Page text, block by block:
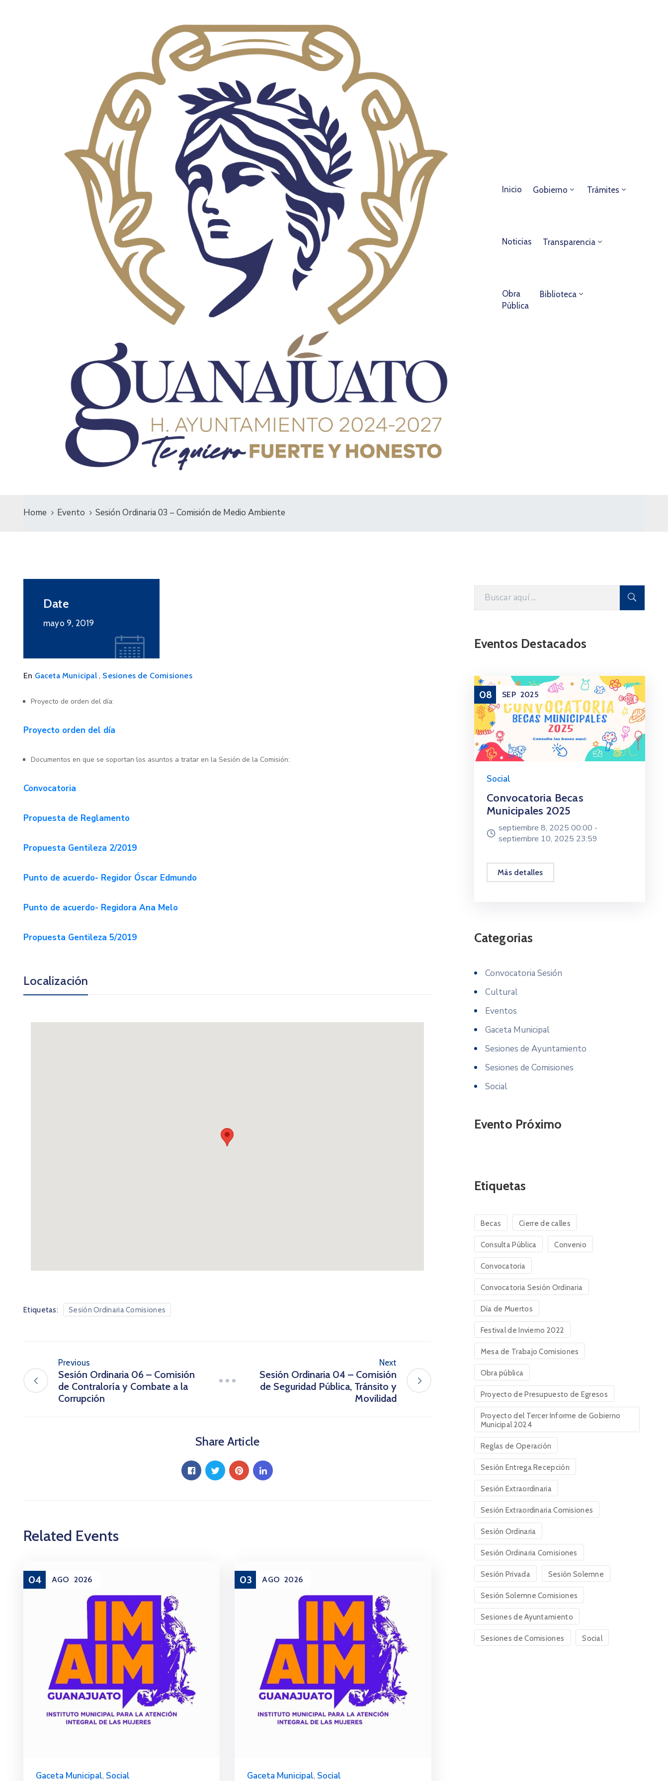
Inicio Gobierno Trámites
Noticias Transparencia
Obra
Pública
Biblioteca
Home Evento Sesión Ordinaria 03 – Comisión de Medio Ambiente
Date
mayo 9, 2019
En Gaceta Municipal , Sesiones de Comisiones
Proyecto de orden del día:
Proyecto orden del día
Documentos en que se soportan los asuntos a tratar en la Sesión de la Comisión:
Convocatoria
Propuesta de Reglamento
Propuesta Gentileza 2/2019
Punto de acuerdo- Regidor Óscar Edmundo
Punto de acuerdo- Regidora Ana Melo
Propuesta Gentileza 5/2019
Localización
Etiquetas: Sesión Ordinaria Comisiones
Previous
Sesión Ordinaria 06 – Comisión
de Contraloría y Combate a la
Corrupción
Next
Sesión Ordinaria 04 – Comisión
de Seguridad Pública, Tránsito y
Movilidad
Share Article
Related Events
04 AGO 2026
Gaceta Municipal, Social
03 AGO 2026
Gaceta Municipal, Social
Eventos Destacados
Más detalles
08 SEP 2025
Social
Convocatoria Becas
Municipales 2025
septiembre 8, 2025 00:00 -
septiembre 10, 2025 23:59
Más detalles
Categorias
Convocatoria Sesión
Cultural
Eventos
Gaceta Municipal
Sesiones de Ayuntamiento
Sesiones de Comisiones
Social
Evento Próximo
Etiquetas
Becas Cierre de calles
Consulta Pública Convenio
Convocatoria
Convocatoria Sesión Ordinaria
Día de Muertos
Festival de Invierno 2022
Mesa de Trabajo Comisiones
Obra pública
Proyecto de Presupuesto de Egresos
Proyecto del Tercer Informe de Gobierno
Municipal 2024
Reglas de Operación
Sesión Entrega Recepción
Sesión Extraordinaria
Sesión Extraordinaria Comisiones
Sesión Ordinaria
Sesión Ordinaria Comisiones
Sesión Privada Sesión Solemne
Sesión Solemne Comisiones
Sesiones de Ayuntamiento
Sesiones de Comisiones Social